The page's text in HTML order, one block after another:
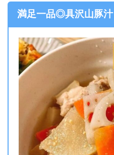
満足一品◎具沢山豚汁